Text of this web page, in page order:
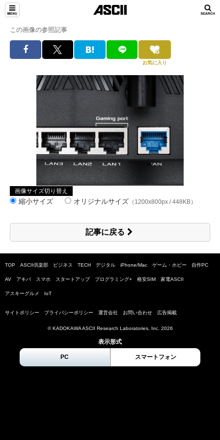
この画像の参照記事
お気に入り
画像サイズ切り替え
縮小サイズ オリジナルサイズ （1200x800px / 448KB）
記事に戻る
TOP ASCII倶楽部 ビジネス TECH デジタル iPhone/Mac ゲーム・ホビー 自作PC
AV アキバ スマホ スタートアップ プログラミング+ 格安SIM 家電ASCII
アスキーグルメ IoT
サイトポリシー プライバシーポリシー 運営会社 お問い合わせ 広告掲載
© KADOKAWA ASCII Research Laboratories, Inc. 2026
表示形式
PC スマートフォン